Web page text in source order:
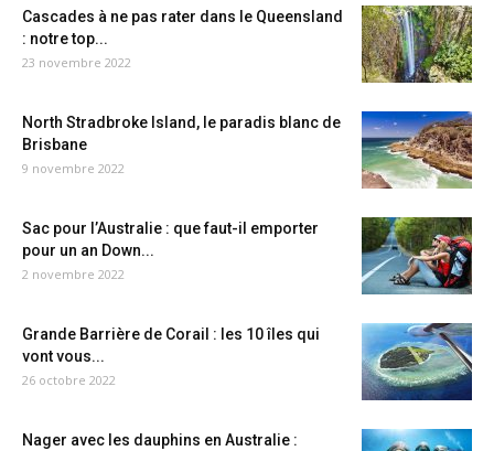
Cascades à ne pas rater dans le Queensland
: notre top...
23 novembre 2022
North Stradbroke Island, le paradis blanc de
Brisbane
9 novembre 2022
Sac pour l’Australie : que faut-il emporter
pour un an Down...
2 novembre 2022
Grande Barrière de Corail : les 10 îles qui
vont vous...
26 octobre 2022
Nager avec les dauphins en Australie :